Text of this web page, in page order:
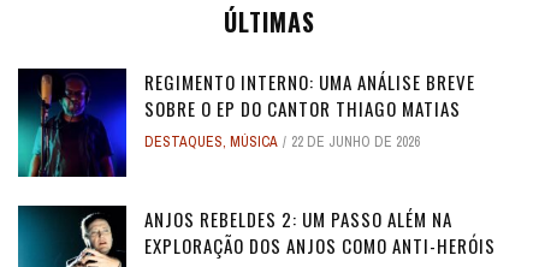
ÚLTIMAS
REGIMENTO INTERNO: UMA ANÁLISE BREVE
SOBRE O EP DO CANTOR THIAGO MATIAS
DESTAQUES, MÚSICA 22 DE JUNHO DE 2026
ANJOS REBELDES 2: UM PASSO ALÉM NA
EXPLORAÇÃO DOS ANJOS COMO ANTI-HERÓIS